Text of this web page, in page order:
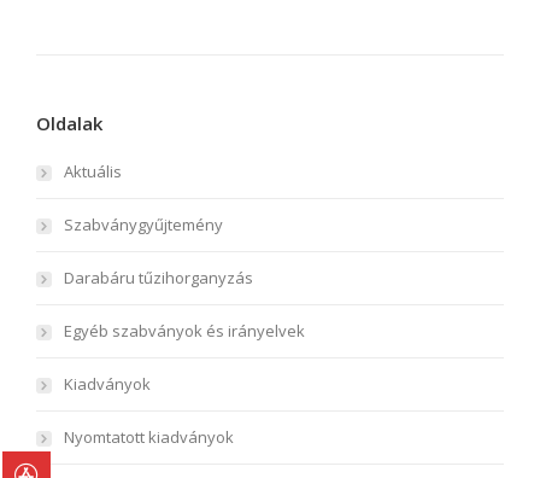
Oldalak
Aktuális
Szabványgyűjtemény
Darabáru tűzihorganyzás
Egyéb szabványok és irányelvek
Kiadványok
Nyomtatott kiadványok